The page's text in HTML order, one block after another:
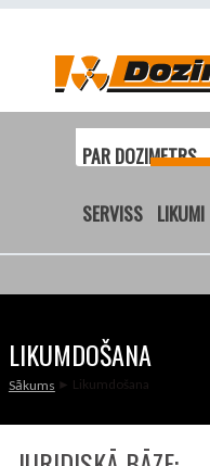
PAR DOZIMETRS
SERVISS LIKUMI
LIKUMDOŠANA
Sākums ► Likumdošana